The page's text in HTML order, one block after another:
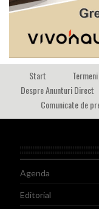
Start
Despre Anunturi Direct
Comunicate de
Agenda
Editorial